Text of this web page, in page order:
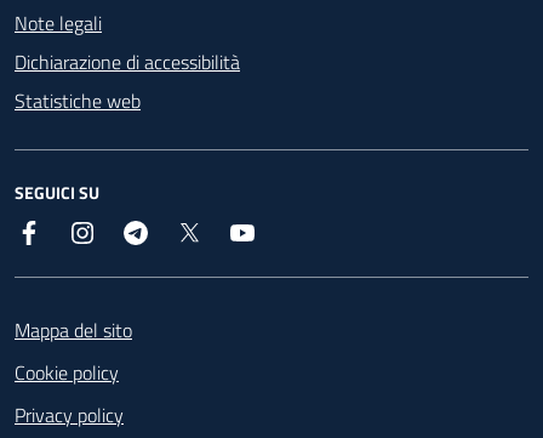
Note legali
Dichiarazione di accessibilità
Statistiche web
SEGUICI SU
Facebook InstagramTelegram
Mappa del sito
Cookie policy
Privacy policy